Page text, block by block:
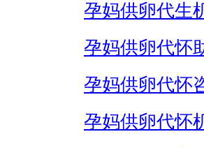
孕妈供卵代生
孕妈供卵代怀
孕妈供卵代怀
孕妈供卵代怀